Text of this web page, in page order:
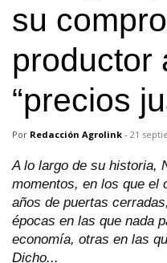
su
productor
“precios
Por Redacción Agrolink - 21
A lo largo de su historia,
momentos, en los que el
años de puertas
épocas en las que nada
economía, otras en las
Dicho...